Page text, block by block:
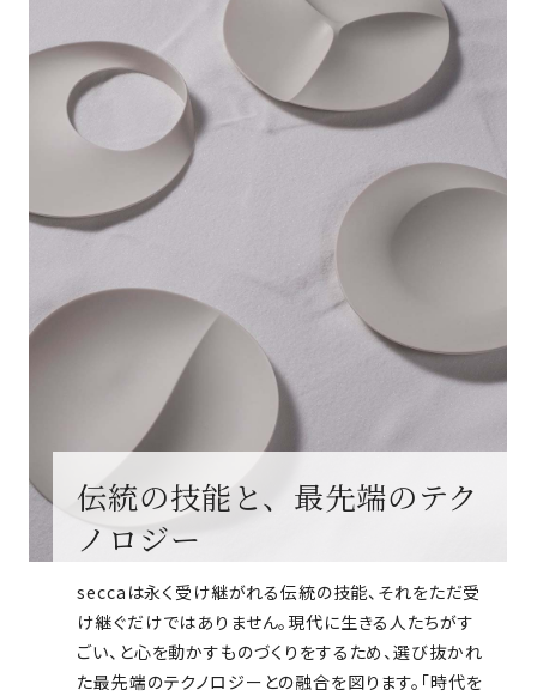
伝統の技能と、最先端のテク
ノロジー
seccaは永く受け継がれる伝統の技能、それをただ受
け継ぐだけではありません。現代に生きる人たちがす
ごい、と心を動かすものづくりをするため、選び抜かれ
た最先端のテクノロジーとの融合を図ります。「時代を